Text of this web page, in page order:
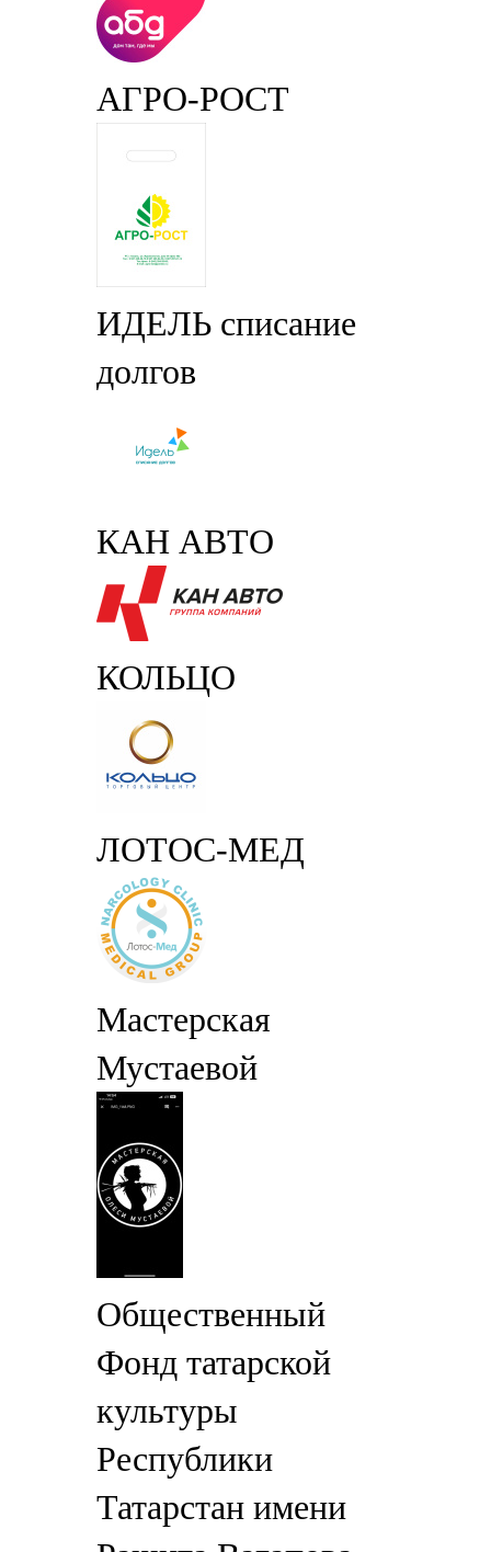
АГРО-РОСТ
ИДЕЛЬ списание
долгов
КАН АВТО
КОЛЬЦО
ЛОТОС-МЕД
Мастерская
Мустаевой
Общественный
Фонд татарской
культуры
Республики
Татарстан имени